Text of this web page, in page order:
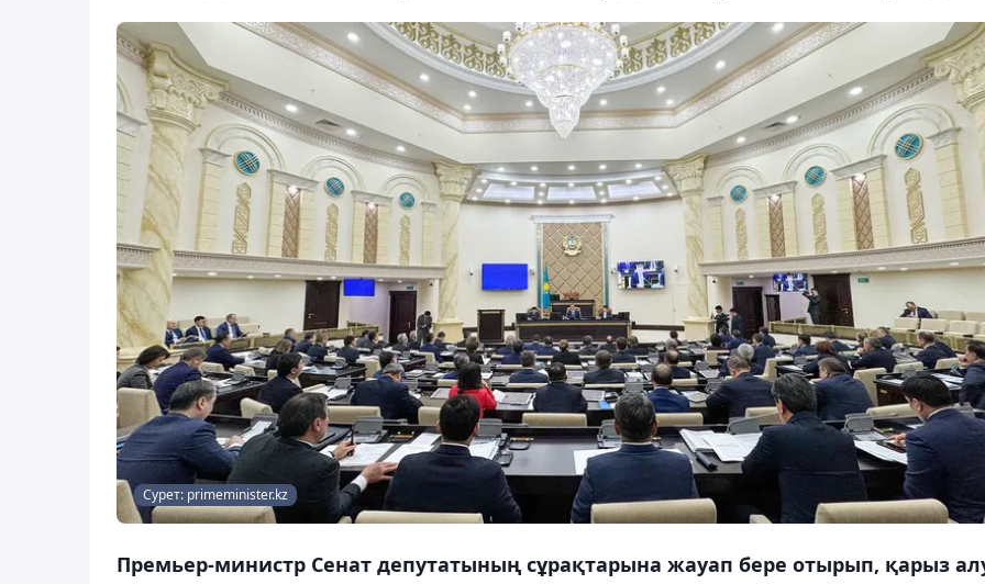
Сурет: primeminister.kz
Премьер-министр Сенат депутатының сұрақтарына жауап бере отырып, қарыз